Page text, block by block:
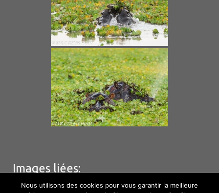
Images liées:
Nous utilisons des cookies pour vous garantir la meilleure